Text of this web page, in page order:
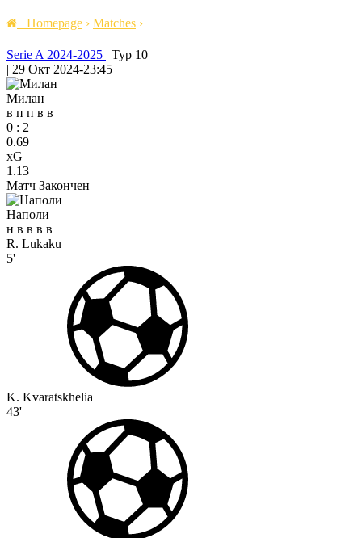
Homepage › Matches ›
Serie A 2024-2025 | Тур 10
| 29 Окт 2024-23:45
Милан
в п п в в
0 : 2
0.69
xG
1.13
Матч Закончен
Наполи
н в в в в
R. Lukaku
5'
K. Kvaratskhelia
43'